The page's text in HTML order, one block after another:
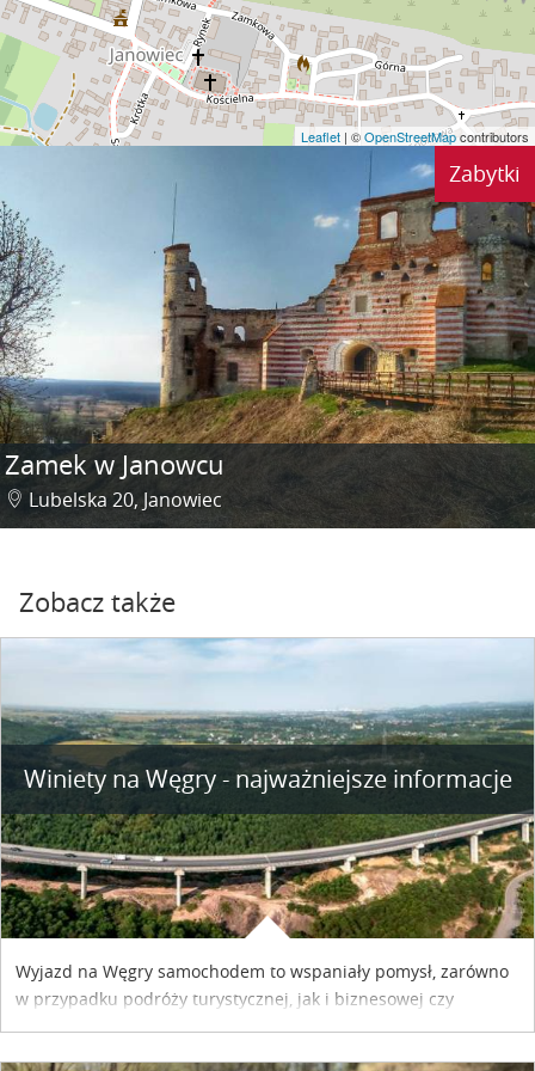
Leaflet | ©OpenStreetMapcontributors
Zabytki
Zamek w Janowcu
Lubelska 20, Janowiec
Zobacz także
Winiety na Węgry - najważniejsze informacje
Wyjazd na Węgry samochodem to wspaniały pomysł, zarówno
w przypadku podróży turystycznej, jak i biznesowej czy
służbowej. Pamiętać tylko trzeba o wykupieniu winiety, co